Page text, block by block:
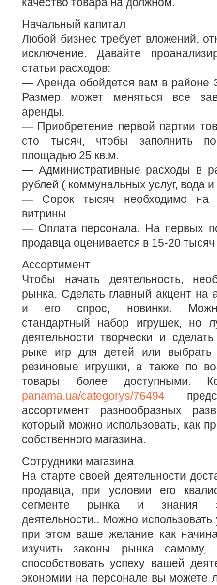
Начальный капитал
Любой бизнес требует вложений,
исключение. Давайте
статьи расходов:
— Аренда обойдется вам в районе
Размер может меняться все
аренды.
— Приобретение первой партии
сто тысяч, чтобы заполнить
площадью 25 кв.м.
— Административные расходы в
рублей ( коммунальных услуг, вода и
— Сорок тысяч необходимо на
витрины.
— Оплата персонала. На первых
продавца оценивается в 15-20
Ассортимент
Чтобы начать деятельность,
рынка. Сделать главный акцент на
и его спрос, новинки.
стандартный набор игрушек, но
деятельности творчески и
рыке игр для детей или
резиновые игрушки, а также по
товары более доступными.
panama.ua/categorys/76494
ассортимент разнообразных
который можно использовать, как
собственного магазина.
Сотрудники магазина
На старте своей деятельности
продавца, при условии его
сегменте рынка и знания
деятельности.. Можно использовать
при этом ваше желание как
изучить законы рынка
способствовать успеху вашей
экономии на персонале вы можете